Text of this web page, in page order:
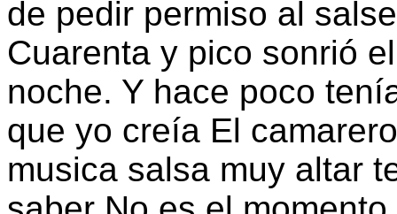
de pedir permiso al
Cuarenta y pico sonrió
noche. Y hace poco
que yo creía El
musica salsa muy altar